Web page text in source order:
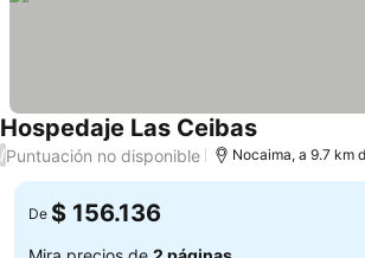
Hospedaje Las CeibasVer precios
/Puntuación no disponible Nocaima, a 9.7 km
De $ 156.136